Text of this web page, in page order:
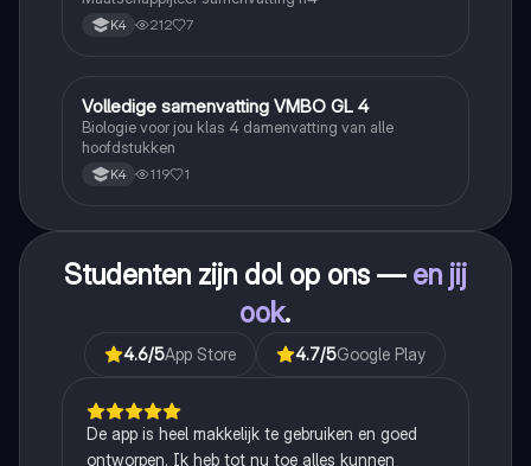
K4 212 7
Biologie
Volledige samenvatting VMBO GL 4
Biologie voor jou klas 4 damenvatting van alle
hoofdstukken
K4 119 1
Studenten zijn dol op ons — en jij
ook.
4.6/5App Store 4.7/5Google Play
De app is heel makkelijk te gebruiken en goed
ontworpen. Ik heb tot nu toe alles kunnen